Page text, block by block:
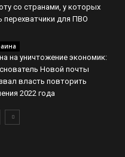
со странами, у которых
перехватчики для ПВО
на уничтожение экономик:
Новой почты
власть повторить
2022 года